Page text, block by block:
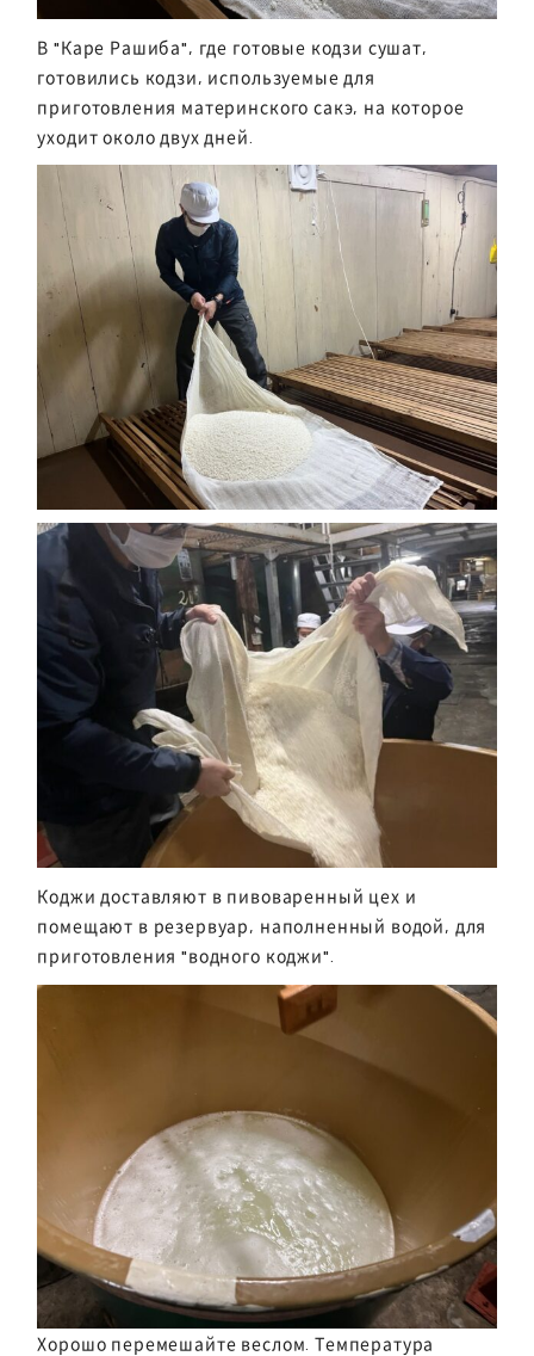
В "Каре Рашиба", где готовые кодзи сушат,
готовились кодзи, используемые для
приготовления материнского сакэ, на которое
уходит около двух дней.
Коджи доставляют в пивоваренный цех и
помещают в резервуар, наполненный водой, для
приготовления "водного коджи".
Хорошо перемешайте веслом. Температура